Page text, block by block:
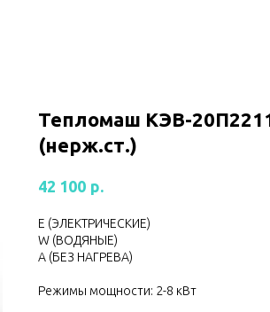
Тепломаш КЭВ-
(нерж.ст.)
42 100 р.
Е (ЭЛЕКТРИЧЕСКИЕ)
W (ВОДЯНЫЕ)
А (БЕЗ НАГРЕВА)
Режимы мощности: 2-8 кВт